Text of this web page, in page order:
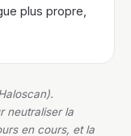
plus propre,
neutraliser la
en cours, et la